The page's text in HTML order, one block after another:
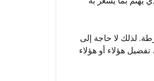
لذلك لا حاجة إلى
هؤلاء أو هؤلاء